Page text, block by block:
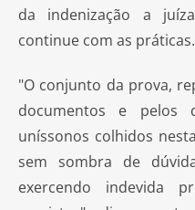
da indenização a
continue com as práticas.
"O conjunto da prova,
documentos e pelos
uníssonos colhidos
sem sombra de
exercendo indevida